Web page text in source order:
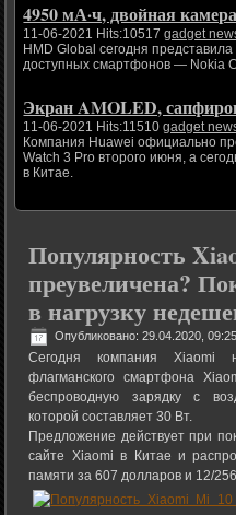
4950 мА·ч, двойная
11-06-2021 Hits:10517gadget
HMD Global сегодня
доступных смартфонов — Nokia
Экран AMOLED,
11-06-2021 Hits:11510gadget
Компания Huawei официально
Watch 3 Pro второго июня, а
в Китае.
Популярность
преувеличена?
в нагрузку
Опубликовано: 29.04.2020, 09:25
Сегодня компания Xiaomi
флагманского смартфона
беспроводную зарядку с
которой составляет 30 Вт.
Предложение действует при
сайте Xiaomi в Китае и
памяти за 607 долларов и 12/